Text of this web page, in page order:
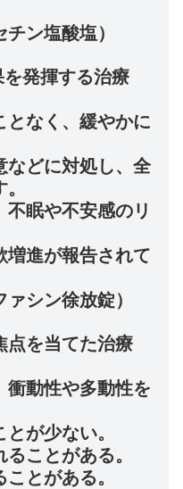
ン塩酸塩）
発揮する治療
となく、緩やかに
などに対処し、全
眠や不安感のリ
増進が報告されて
シン徐放錠）
点を当てた治療
衝動性や多動性を
が少ない。
ことがある。
とがある。